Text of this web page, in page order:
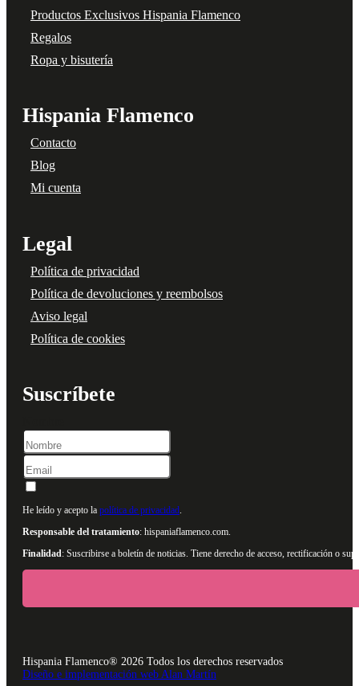
Productos Exclusivos Hispania Flamenco
Regalos
Ropa y bisutería
Hispania Flamenco
Contacto
Blog
Mi cuenta
Legal
Política de privacidad
Política de devoluciones y reembolsos
Aviso legal
Política de cookies
Suscríbete
He leído y acepto la política de privacidad.
Responsable del tratamiento: hispaniaflamenco.com.
Finalidad: Suscribirse a boletín de noticias. Tiene derecho de acceso, rectificación o
Hispania Flamenco® 2026 Todos los derechos reservados
Diseño e implementación web Alan Martín